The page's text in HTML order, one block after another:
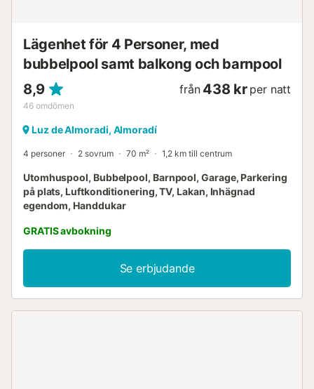
Lägenhet för 4 Personer, med
bubbelpool samt balkong och barnpool
8,9
46 omdömen
från 438 kr per natt
Luz de Almoradi, Almoradí
4 personer 2 sovrum 70 m² 1,2 km till centrum
Utomhuspool, Bubbelpool, Barnpool, Garage, Parkering
på plats, Luftkonditionering, TV, Lakan, Inhägnad
egendom, Handdukar
GRATIS avbokning
Se erbjudande